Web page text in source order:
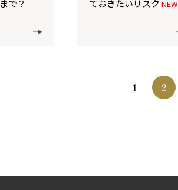
で？
ておきたいリスクNEW
1 2